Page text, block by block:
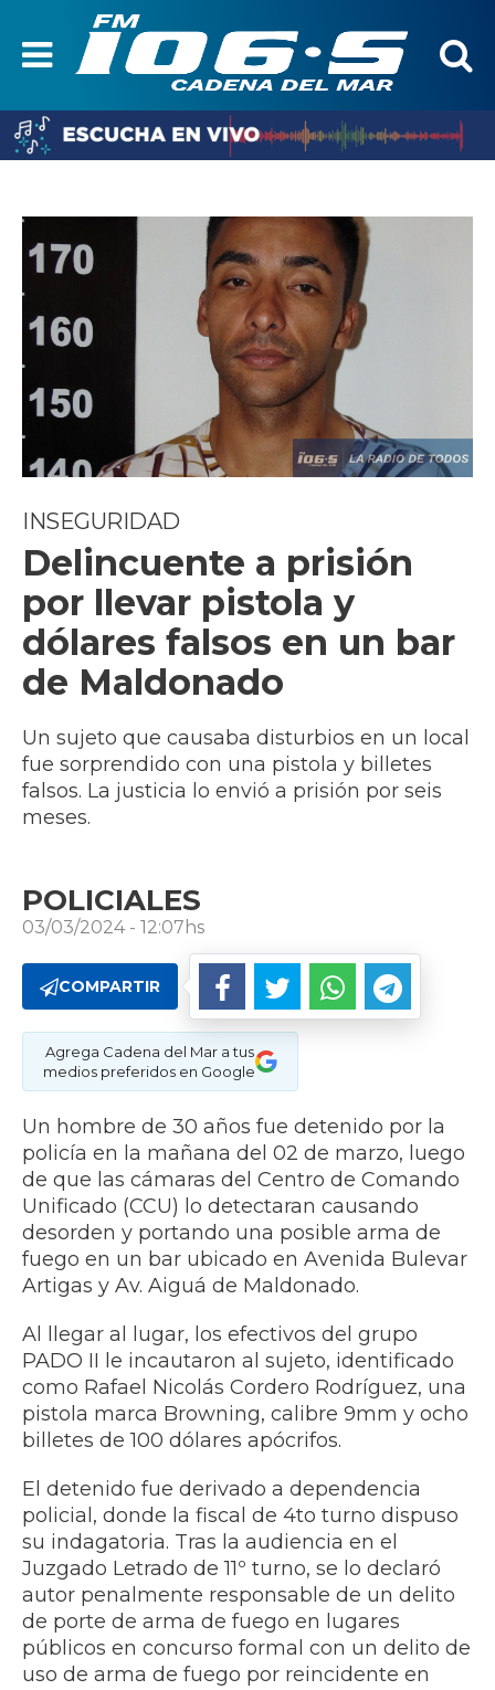
INSEGURIDAD
Delincuente a prisión
por llevar pistola y
dólares falsos en un bar
de Maldonado
Un sujeto que causaba disturbios en un local
fue sorprendido con una pistola y billetes
falsos. La justicia lo envió a prisión por seis
meses.
POLICIALES
03/03/2024 - 12:07hs
COMPARTIR
Agrega Cadena del Mar a tus
medios preferidos en Google
Un hombre de 30 años fue detenido por la
policía en la mañana del 02 de marzo, luego
de que las cámaras del Centro de Comando
Unificado (CCU) lo detectaran causando
desorden y portando una posible arma de
fuego en un bar ubicado en Avenida Bulevar
Artigas y Av. Aiguá de Maldonado.
Al llegar al lugar, los efectivos del grupo
PADO II le incautaron al sujeto, identificado
como Rafael Nicolás Cordero Rodríguez, una
pistola marca Browning, calibre 9mm y ocho
billetes de 100 dólares apócrifos.
El detenido fue derivado a dependencia
policial, donde la fiscal de 4to turno dispuso
su indagatoria. Tras la audiencia en el
Juzgado Letrado de 11º turno, se lo declaró
autor penalmente responsable de un delito
de porte de arma de fuego en lugares
públicos en concurso formal con un delito de
uso de arma de fuego por reincidente en